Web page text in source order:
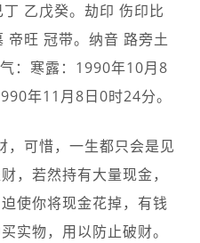
乙戊癸。劫印 伤印比
帝旺 冠带。纳音 路旁土
：寒露：1990年10月8
年11月8日0时24分。
，可惜，一生都只会是见
，若然持有大量现金，
使你将现金花掉，有钱
实物，用以防止破财。